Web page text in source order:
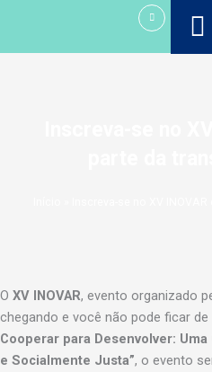
o
O XV INOVAR, evento organizado
chegando e você não pode ficar
Cooperar para Desenvolver:
e Socialmente Justa”, o evento